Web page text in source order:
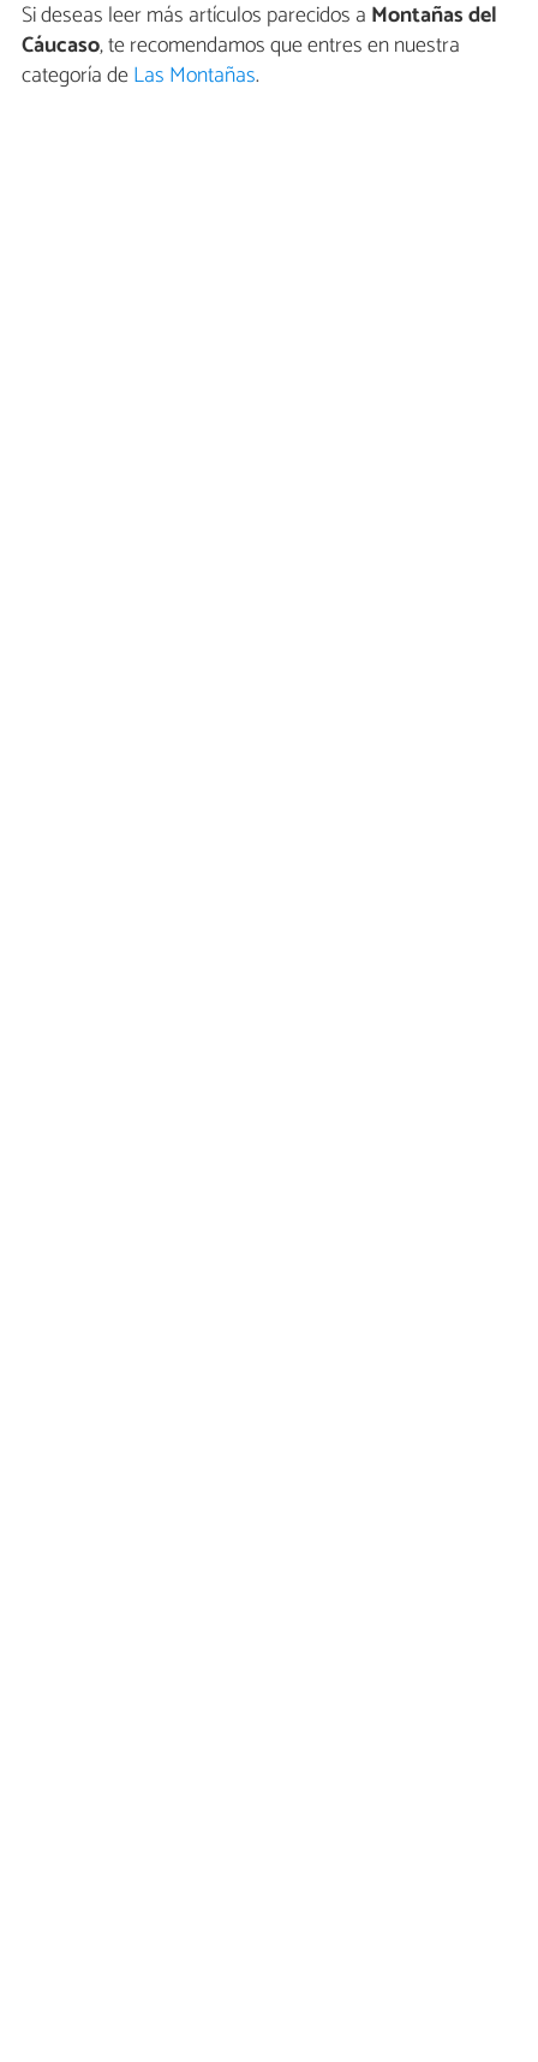
Si deseas leer más artículos parecidos a Montañas del
Cáucaso, te recomendamos que entres en nuestra
categoría deLas Montañas.